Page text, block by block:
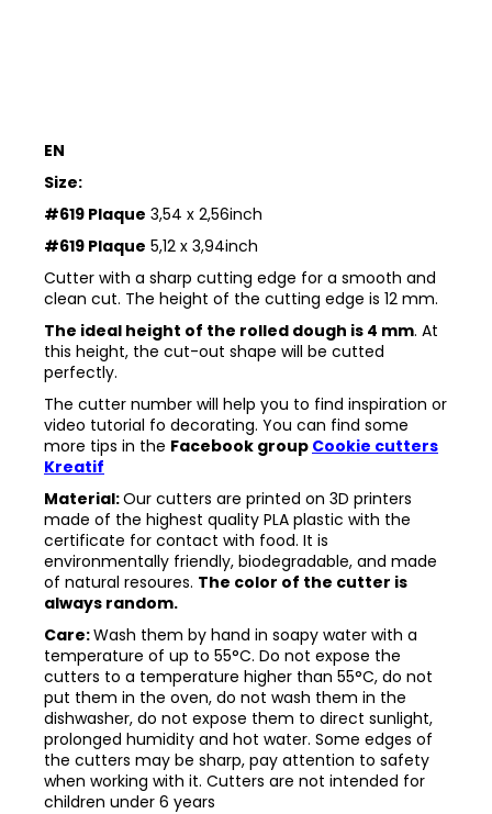
EN
Size:
#619 Plaque 3,54 x 2,56inch
#619 Plaque 5,12 x 3,94inch
Cutter with a sharp cutting edge for a smooth and
clean cut. The height of the cutting edge is 12 mm.
The ideal height of the rolled dough is 4 mm. At
this height, the cut-out shape will be cutted
perfectly.
The cutter number will help you to find inspiration or
video tutorial fo decorating. You can find some
more tips in the Facebook group Cookie cutters
Kreatif
Material:Our cutters are printed on 3D printers
made of the highest quality PLA plastic with the
certificate for contact with food. It is
environmentally friendly, biodegradable, and made
of natural resoures. The color of the cutter is
always random.
Care:Wash them by hand in soapy water with a
temperature of up to 55°C. Do not expose the
cutters to a temperature higher than 55°C, do not
put them in the oven, do not wash them in the
dishwasher, do not expose them to direct sunlight,
prolonged humidity and hot water. Some edges of
the cutters may be sharp, pay attention to safety
when working with it. Cutters are not intended for
children under 6 years